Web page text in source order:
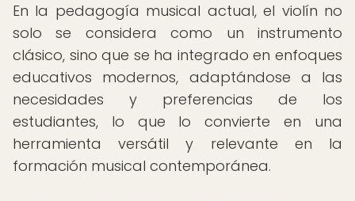
En la pedagogía musical actual, el violín no
solo se considera como un instrumento
clásico, sino que se ha integrado en enfoques
educativos modernos, adaptándose a las
necesidades y preferencias de los
estudiantes, lo que lo convierte en una
herramienta versátil y relevante en la
formación musical contemporánea.